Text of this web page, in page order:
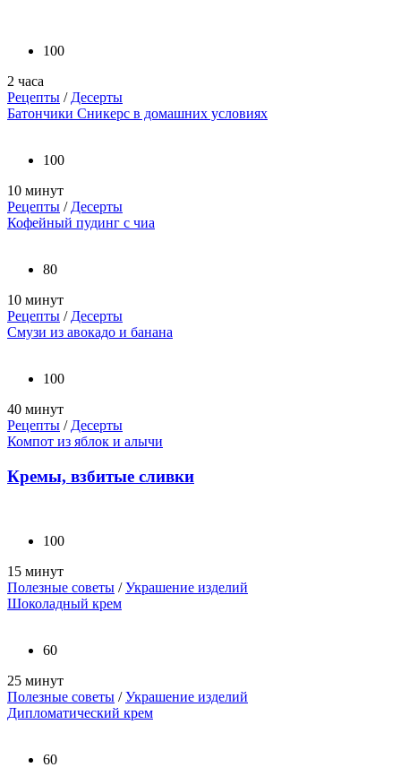
100
2 часа
Рецепты / Десерты
Батончики Сникерс в домашних условиях
100
10 минут
Рецепты / Десерты
Кофейный пудинг с чиа
80
10 минут
Рецепты / Десерты
Смузи из авокадо и банана
100
40 минут
Рецепты / Десерты
Компот из яблок и алычи
Кремы, взбитые сливки
100
15 минут
Полезные советы /Украшение изделий
Шоколадный крем
60
25 минут
Полезные советы /Украшение изделий
Дипломатический крем
60